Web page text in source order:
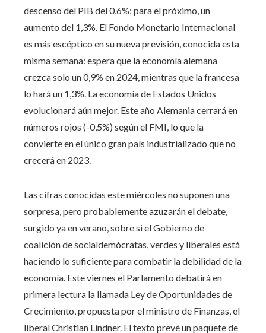
descenso del PIB del 0,6%; para el próximo, un
aumento del 1,3%. El Fondo Monetario Internacional
es más escéptico en su nueva previsión, conocida esta
misma semana: espera que la economía alemana
crezca solo un 0,9% en 2024, mientras que la francesa
lo hará un 1,3%. La economía de Estados Unidos
evolucionará aún mejor. Este año Alemania cerrará en
números rojos (-0,5%) según el FMI, lo que la
convierte en el único gran país industrializado que no
crecerá en 2023.
Las cifras conocidas este miércoles no suponen una
sorpresa, pero probablemente azuzarán el debate,
surgido ya en verano, sobre si el Gobierno de
coalición de socialdemócratas, verdes y liberales está
haciendo lo suficiente para combatir la debilidad de la
economía. Este viernes el Parlamento debatirá en
primera lectura la llamada Ley de Oportunidades de
Crecimiento, propuesta por el ministro de Finanzas, el
liberal Christian Lindner. El texto prevé un paquete de